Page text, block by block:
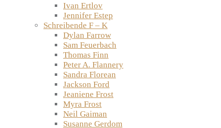
Ivan Ertlov
Jennifer Estep
Schreibende F – K
Dylan Farrow
Sam Feuerbach
Thomas Finn
Peter A. Flannery
Sandra Florean
Jackson Ford
Jeaniene Frost
Myra Frost
Neil Gaiman
Susanne Gerdom